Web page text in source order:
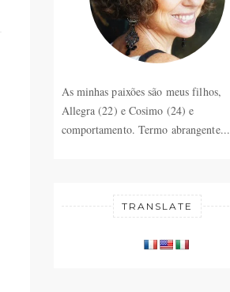
As minhas paixões são meus filhos,
Allegra (22) e Cosimo (24) e
comportamento. Termo abrangente...
TRANSLATE